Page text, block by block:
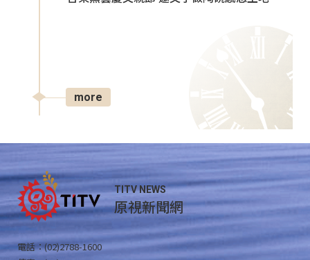
more
TITV NEWS
原視新聞網
電話：(02)2788-1600